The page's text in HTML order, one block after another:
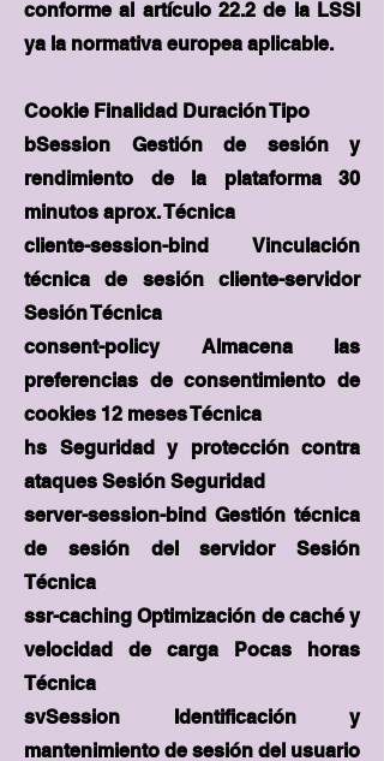
conforme al artículo 22.2 de la LSSI
ya la normativa europea aplicable.
Cookie Finalidad Duración Tipo
bSession Gestión de sesión y
rendimiento de la plataforma 30
minutos aprox. Técnica
cliente-session-bind Vinculación
técnica de sesión cliente-servidor
Sesión Técnica
consent-policy Almacena las
preferencias de consentimiento de
cookies 12 meses Técnica
hs Seguridad y protección contra
ataques Sesión Seguridad
server-session-bind Gestión técnica
de sesión del servidor Sesión
Técnica
ssr-caching Optimización de caché y
velocidad de carga Pocas horas
Técnica
svSession Identificación y
mantenimiento de sesión del usuario